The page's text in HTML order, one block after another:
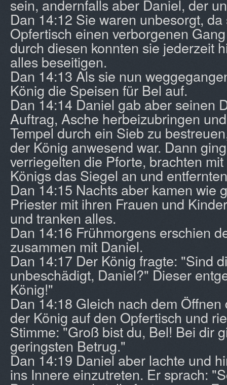
sein, andernfalls aber Daniel, der
Dan 14:12 Sie waren unbesorgt,
Opfertisch einen verborgenen
durch diesen konnten sie jederzeit
alles beseitigen.
Dan 14:13 Als sie nun
König die Speisen für Bel auf.
Dan 14:14 Daniel gab aber seinen
Auftrag, Asche herbeizubringen
Tempel durch ein Sieb zu
der König anwesend war. Dann
verriegelten die Pforte, brachten
Königs das Siegel an und
Dan 14:15 Nachts aber kamen wie
Priester mit ihren Frauen und
und tranken alles.
Dan 14:16 Frühmorgens erschien
zusammen mit Daniel.
Dan 14:17 Der König fragte: "Sind
unbeschädigt, Daniel?" Dieser
König!"
Dan 14:18 Gleich nach dem
der König auf den Opfertisch und
Stimme: "Groß bist du, Bel! Bei dir
geringsten Betrug."
Dan 14:19 Daniel aber lachte und
ins Innere einzutreten. Er sprach: